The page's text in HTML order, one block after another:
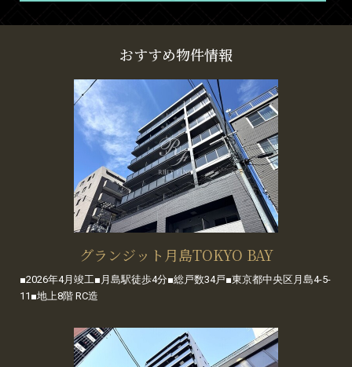
おすすめ物件情報
グランジット月島TOKYO BAY
■2026年4月竣工■月島駅徒歩4分■総戸数34戸■東京都中央区月島4-5-
11■地上8階 RC造